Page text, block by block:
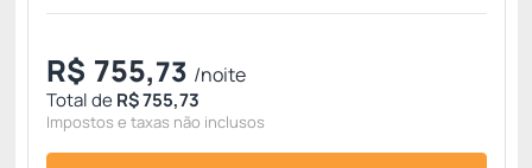
R$ 755,73 /noite
Total deR$ 755,73
Impostos e taxas não inclusos